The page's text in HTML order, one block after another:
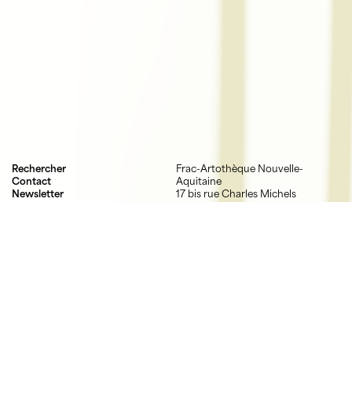
Rechercher
Contact
Newsletter
Frac-Artothèque Nouvelle-
Aquitaine
17 bis rue Charles Michels